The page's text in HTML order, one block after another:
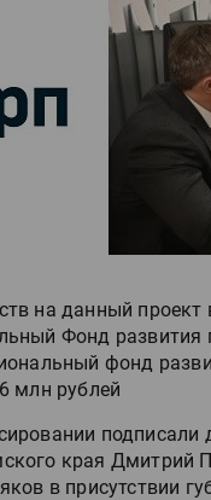
на данный проект
Фонд
фонд
млн рублей
края Дмитрий
в присутствии